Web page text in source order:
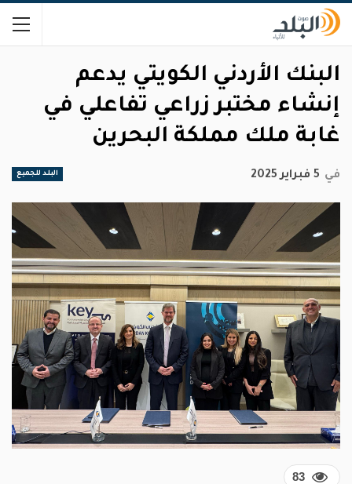
البنك الأردني الكويتي يدعم
إنشاء مختبر زراعي تفاعلي في
غابة ملك مملكة البحرين
البلد للجميع في 5 فبراير 2025
83